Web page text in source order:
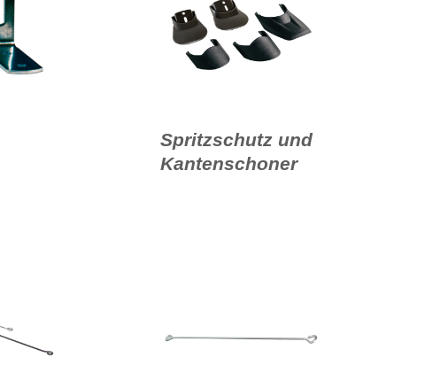
Spritzschutz und
Kantenschoner